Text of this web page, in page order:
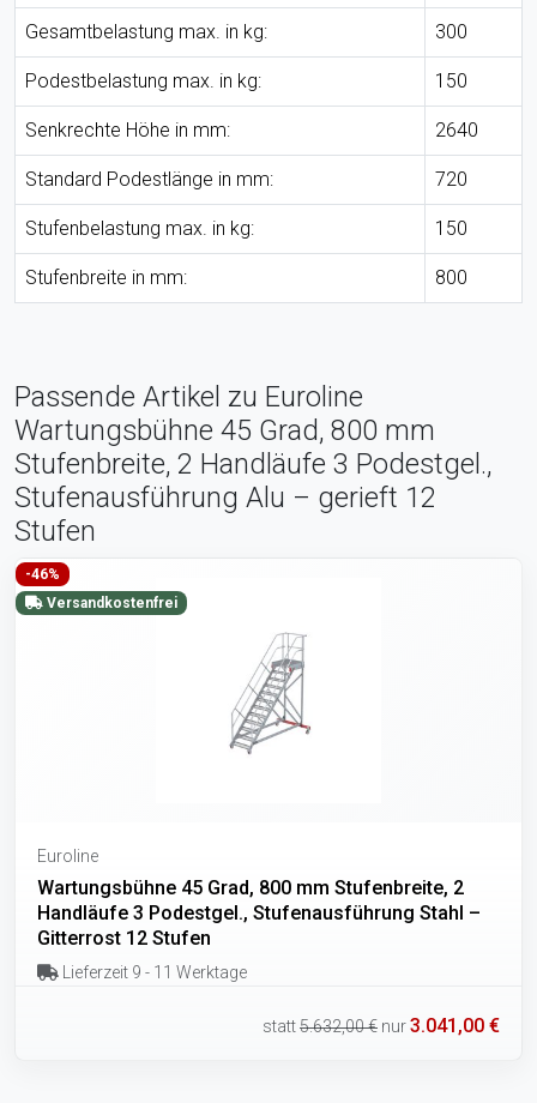
Gesamtbelastung max. in kg: 300
Podestbelastung max. in kg: 150
Senkrechte Höhe in mm: 2640
Standard Podestlänge in mm: 720
Stufenbelastung max. in kg: 150
Stufenbreite in mm: 800
Passende Artikel zu Euroline
Wartungsbühne 45 Grad, 800 mm
Stufenbreite, 2 Handläufe 3 Podestgel.,
Stufenausführung Alu – gerieft 12
Stufen
-46%
Versandkostenfrei
Euroline
Wartungsbühne 45 Grad, 800 mm Stufenbreite, 2
Handläufe 3 Podestgel., Stufenausführung Stahl –
Gitterrost 12 Stufen
Lieferzeit 9 - 11 Werktage
statt5.632,00 € nur3.041,00 €